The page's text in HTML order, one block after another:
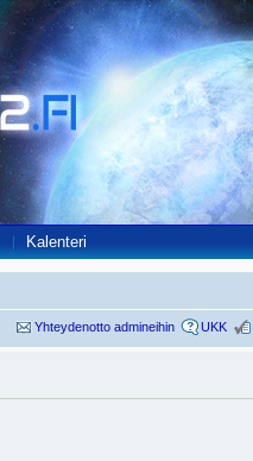
Kalenteri
Yhteydenotto admineihin UKK